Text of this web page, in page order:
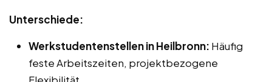
Unterschiede:
Werkstudentenstellen in Heilbronn: Häufig
feste Arbeitszeiten, projektbezogene